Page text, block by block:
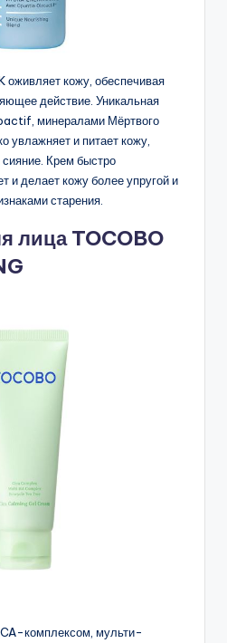
оживляет кожу, обеспечивая
действие. Уникальная
минералами Мёртвого
увлажняет и питает кожу,
сияние. Крем быстро
и делает кожу более упругой и
старения.
лица TOCOBO
комплексом, мульти-